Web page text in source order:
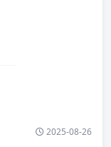
2025-08-26